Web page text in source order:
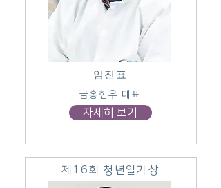
임진표
금홍한우 대표
자세히 보기
제16회 청년일가상